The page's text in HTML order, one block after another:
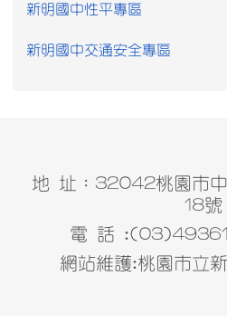
新明國中性平專區
新明國中交通安全專區
地 址：32042桃園市
18號
電 話
網站維護:桃園市立